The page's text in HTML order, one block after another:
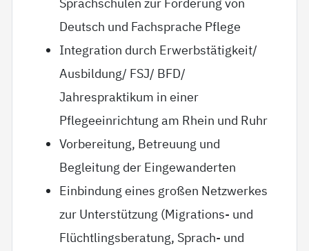
Deutsch und Fachsprache Pflege
Integration durch Erwerbstätigkeit/
Ausbildung/ FSJ/ BFD/
Jahrespraktikum in einer
Pflegeeinrichtung am Rhein und Ruhr
Vorbereitung, Betreuung und
Begleitung der Eingewanderten
Einbindung eines großen Netzwerkes
zur Unterstützung (Migrations- und
Flüchtlingsberatung, Sprach- und